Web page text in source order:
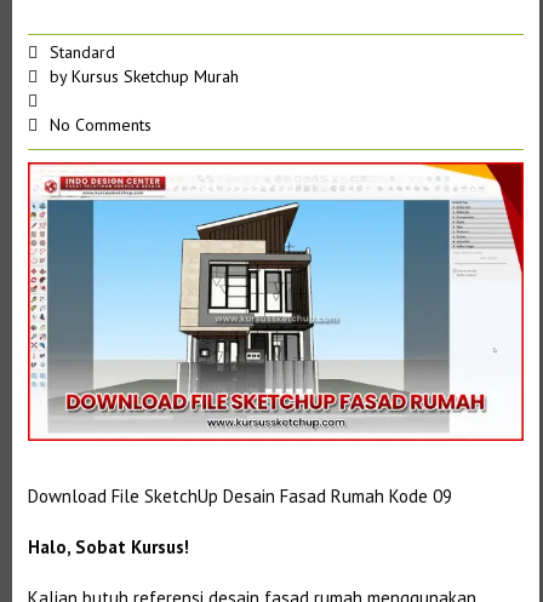
Standard
byKursus Sketchup Murah
No Comments
Download File SketchUp Desain Fasad Rumah Kode 09
Halo, Sobat Kursus!